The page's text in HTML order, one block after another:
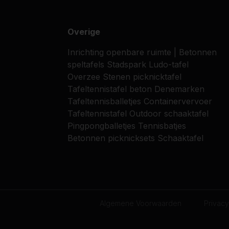
Overige
Inrichting openbare ruimte | Betonnen
speltafels Stadspark Ludo-tafel
Overzee Stenen picknicktafel
Tafeltennistafel beton Denemarken
Tafeltennisballetjes Containervervoer
Tafeltennistafel Outdoor schaaktafel
Pingpongballetjes Tennisbatjes
Betonnen picknicksets Schaaktafel